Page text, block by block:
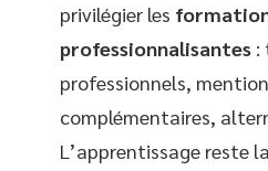
privilégier les
professionnalisantes :
professionnels,
complémentaires,
L’apprentissage reste